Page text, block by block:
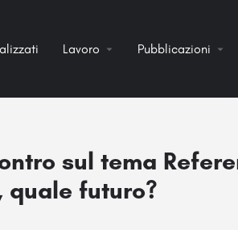
Lavoro Pubblicazioni
sul tema
quale futuro?